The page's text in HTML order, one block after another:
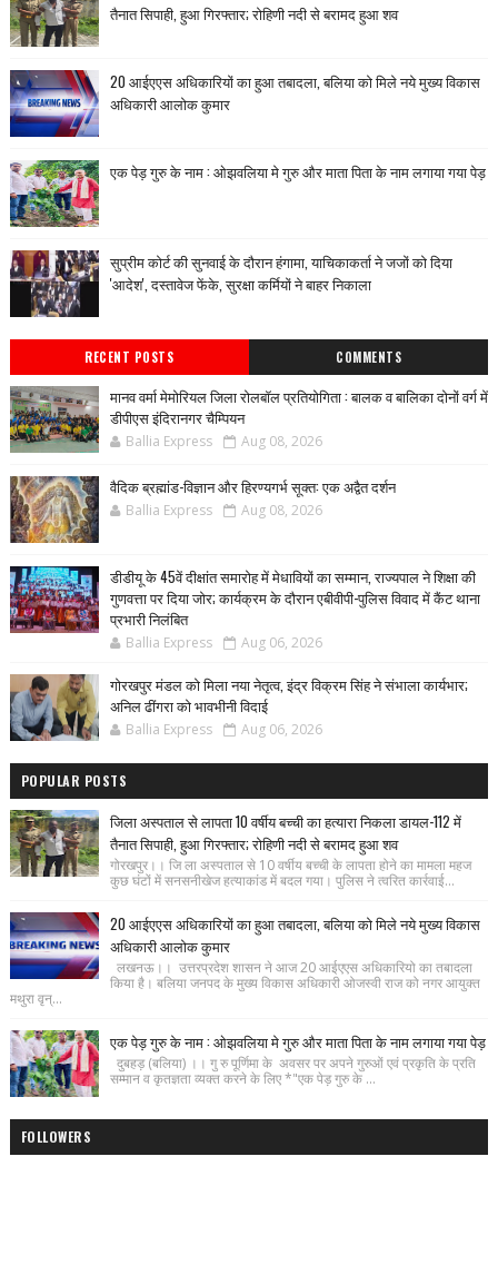
तैनात सिपाही, हुआ गिरफ्तार; रोहिणी नदी से बरामद हुआ शव
20 आईएएस अधिकारियों का हुआ तबादला, बलिया को मिले नये मुख्य विकास
अधिकारी आलोक कुमार
एक पेड़ गुरु के नाम : ओझवलिया मे गुरु और माता पिता के नाम लगाया गया पेड़
सुप्रीम कोर्ट की सुनवाई के दौरान हंगामा, याचिकाकर्ता ने जजों को दिया
'आदेश', दस्तावेज फेंके, सुरक्षा कर्मियों ने बाहर निकाला
RECENT POSTS COMMENTS
मानव वर्मा मेमोरियल जिला रोलबॉल प्रतियोगिता : बालक व बालिका दोनों वर्ग में
डीपीएस इंदिरानगर चैम्पियन
Ballia Express Aug 08, 2026
वैदिक ब्रह्मांड-विज्ञान और हिरण्यगर्भ सूक्त: एक अद्वैत दर्शन
Ballia Express Aug 08, 2026
डीडीयू के 45वें दीक्षांत समारोह में मेधावियों का सम्मान, राज्यपाल ने शिक्षा की
गुणवत्ता पर दिया जोर; कार्यक्रम के दौरान एबीवीपी-पुलिस विवाद में कैंट थाना
प्रभारी निलंबित
Ballia Express Aug 06, 2026
गोरखपुर मंडल को मिला नया नेतृत्व, इंद्र विक्रम सिंह ने संभाला कार्यभार;
अनिल ढींगरा को भावभीनी विदाई
Ballia Express Aug 06, 2026
POPULAR POSTS
जिला अस्पताल से लापता 10 वर्षीय बच्ची का हत्यारा निकला डायल-112 में
तैनात सिपाही, हुआ गिरफ्तार; रोहिणी नदी से बरामद हुआ शव
गोरखपुर।। जि ला अस्पताल से 10 वर्षीय बच्ची के लापता होने का मामला महज
कुछ घंटों में सनसनीखेज हत्याकांड में बदल गया। पुलिस ने त्वरित कार्रवाई...
20 आईएएस अधिकारियों का हुआ तबादला, बलिया को मिले नये मुख्य विकास
अधिकारी आलोक कुमार
लखनऊ।। उत्तरप्रदेश शासन ने आज 20 आईएएस अधिकारियो का तबादला
किया है। बलिया जनपद के मुख्य विकास अधिकारी ओजस्वी राज को नगर आयुक्त
मथुरा वृन्...
एक पेड़ गुरु के नाम : ओझवलिया मे गुरु और माता पिता के नाम लगाया गया पेड़
दुबहड़ (बलिया) ।। गु रु पूर्णिमा के अवसर पर अपने गुरुओं एवं प्रकृति के प्रति
सम्मान व कृतज्ञता व्यक्त करने के लिए *"एक पेड़ गुरु के ...
FOLLOWERS